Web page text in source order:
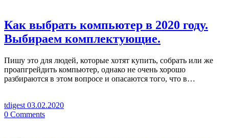
Как выбрать компьютер в 2020 году.
Выбираем комплектующие.
Пишу это для людей, которые хотят купить, собрать или же
проапгрейдить компьютер, однако не очень хорошо
разбираются в этом вопросе и опасаются того, что в…
tdigest 03.02.2020
0 Comments